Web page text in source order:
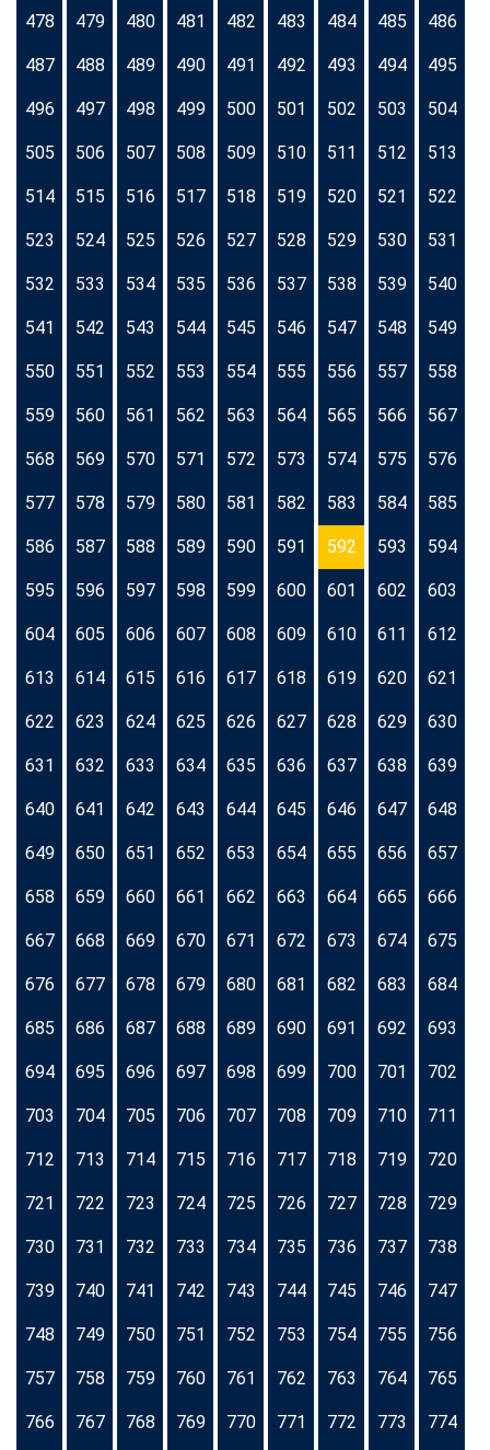
478 479 480 481 482 483 484 485 486
487 488 489 490 491 492 493 494 495
496 497 498 499 500 501 502 503 504
505 506 507 508 509 510 511 512 513
514 515 516 517 518 519 520 521 522
523 524 525 526 527 528 529 530 531
532 533 534 535 536 537 538 539 540
541 542 543 544 545 546 547 548 549
550 551 552 553 554 555 556 557 558
559 560 561 562 563 564 565 566 567
568 569 570 571 572 573 574 575 576
577 578 579 580 581 582 583 584 585
586 587 588 589 590 591 592 593 594
595 596 597 598 599 600 601 602 603
604 605 606 607 608 609 610 611 612
613 614 615 616 617 618 619 620 621
622 623 624 625 626 627 628 629 630
631 632 633 634 635 636 637 638 639
640 641 642 643 644 645 646 647 648
649 650 651 652 653 654 655 656 657
658 659 660 661 662 663 664 665 666
667 668 669 670 671 672 673 674 675
676 677 678 679 680 681 682 683 684
685 686 687 688 689 690 691 692 693
694 695 696 697 698 699 700 701 702
703 704 705 706 707 708 709 710 711
712 713 714 715 716 717 718 719 720
721 722 723 724 725 726 727 728 729
730 731 732 733 734 735 736 737 738
739 740 741 742 743 744 745 746 747
748 749 750 751 752 753 754 755 756
757 758 759 760 761 762 763 764 765
766 767 768 769 770 771 772 773 774